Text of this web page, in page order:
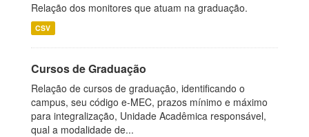
Relação dos monitores que atuam na graduação.
CSV
Cursos de Graduação
Relação de cursos de graduação, identificando o
campus, seu código e-MEC, prazos mínimo e máximo
para integralização, Unidade Acadêmica responsável,
qual a modalidade de...